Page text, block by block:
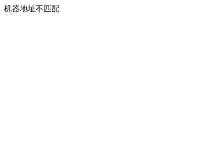
机器地址不匹配